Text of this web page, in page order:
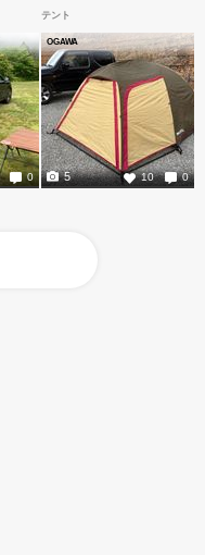
0
テント
OGAWA
10 0
5